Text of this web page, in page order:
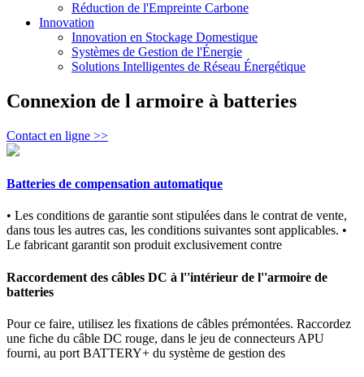
Réduction de l'Empreinte Carbone
Innovation
Innovation en Stockage Domestique
Systèmes de Gestion de l'Énergie
Solutions Intelligentes de Réseau Énergétique
Connexion de l armoire à batteries
Contact en ligne >>
Batteries de compensation automatique
• Les conditions de garantie sont stipulées dans le contrat de vente,
dans tous les autres cas, les conditions suivantes sont applicables. •
Le fabricant garantit son produit exclusivement contre
Raccordement des câbles DC à l''intérieur de l''armoire de
batteries
Pour ce faire, utilisez les fixations de câbles prémontées. Raccordez
une fiche du câble DC rouge, dans le jeu de connecteurs APU
fourni, au port BATTERY+ du système de gestion des